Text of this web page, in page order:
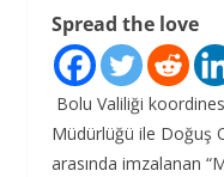
Spread the love
Bolu Valiliği
Müdürlüğü ile Doğuş
arasında imzalanan